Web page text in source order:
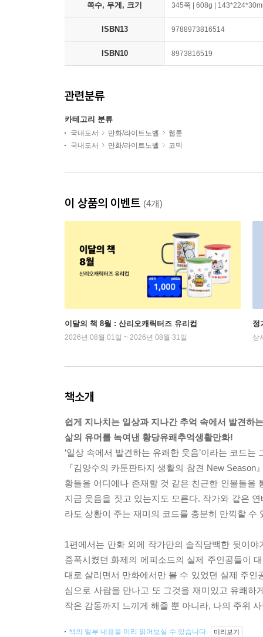
쪽수, 무게, 크기 345쪽 | 608g |
ISBN13 9788973816514
ISBN10 8973816519
관련분류
카테고리 분류
국내도서 만화/라이트노벨
웹툰
국내도서
만화/라이트노벨 코믹
이 상품의 이벤트 (4개)
이달의 책 8월 : 산리오캐릭터즈 유리컵
2026년 08월 01일 ~ 2026년 08월 31일
정
상
책소개
쉽게 지나치는 일상과 지나간 추억 속에서 발견하
삶의 유머를 녹여낸 황당유쾌추억생활만화!
‘일상 속에서 발견하는 유쾌한 웃음’이라는 코드
『김양수의 카툰판타지 생활의 참견 New
황들을 어디에나 존재할 것 같은 친근한 인물들을
지금 웃음을 짓고 있는지도 모른다. 작가와 같은
라도 상황이 주는 재미의 코드를 충분히 만끽할 수
1편에서는 만화 외에 작가만의 솔직담백한 뒷이
증폭시켰던 화제의 에피소드의 실제 주인공들이
대로 살리면서 만화에서만 볼 수 있었던 실제 주
심으로 사람을 만나고 또 그것을 재미있고 유쾌
작은 감동까지 느끼게 해줄 뿐 아니라, 나의 주위
책의 일부 내용을 미리 읽어보실 수 있습니다. 미리보기